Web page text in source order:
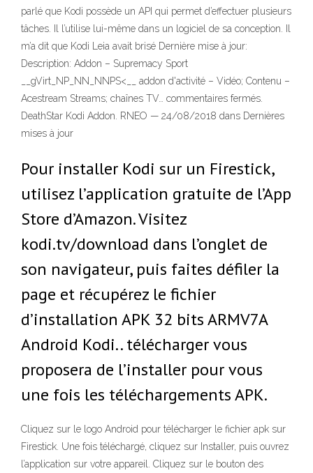
parlé que Kodi possède un API qui permet d’effectuer plusieurs
tâches. Il l’utilise lui-même dans un logiciel de sa conception. Il
m’a dit que Kodi Leia avait brisé Dernière mise à jour:
Description: Addon – Supremacy Sport
__gVirt_NP_NN_NNPS<__ addon d'activité – Vidéo; Contenu –
Acestream Streams; chaînes TV… commentaires fermés.
DeathStar Kodi Addon. RNEO — 24/08/2018 dans Dernières
mises à jour
Pour installer Kodi sur un Firestick,
utilisez l’application gratuite de l’App
Store d’Amazon. Visitez
kodi.tv/download dans l’onglet de
son navigateur, puis faites défiler la
page et récupérez le fichier
d’installation APK 32 bits ARMV7A
Android Kodi.. télécharger vous
proposera de l’installer pour vous
une fois les téléchargements APK.
Cliquez sur le logo Android pour télécharger le fichier apk sur
Firestick. Une fois téléchargé, cliquez sur Installer, puis ouvrez
l’application sur votre appareil. Cliquez sur le bouton des